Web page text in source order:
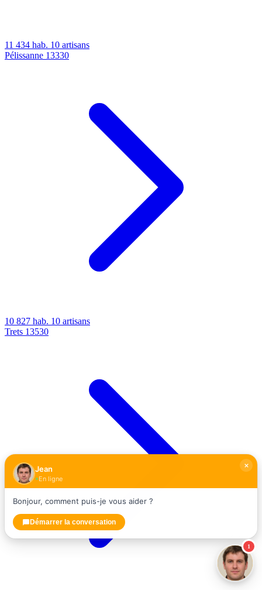
11 434 hab. 10 artisans
Pélissanne 13330
10 827 hab. 10 artisans
Trets 13530
1
Jean
En ligne
Bonjour, comment puis-je vous aider ?
Démarrer la conversation